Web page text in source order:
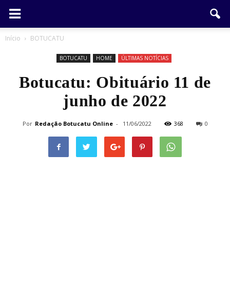
Início BOTUCATU
BOTUCATU HOME ÚLTIMAS NOTÍCIAS
Botucatu: Obituário 11 de
junho de 2022
Por Redação Botucatu Online - 11/06/2022 368 0